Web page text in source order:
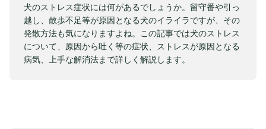
犬のストレス症状には何があるでしょうか。留守番や引っ
越し、散歩不足等が原因となる犬のイライラですが、その
発散方法も気になりますよね。この記事では犬のストレス
について、原因から吐く等の症状、ストレスが原因となる
病気、上手な解消法まで詳しく解説します。